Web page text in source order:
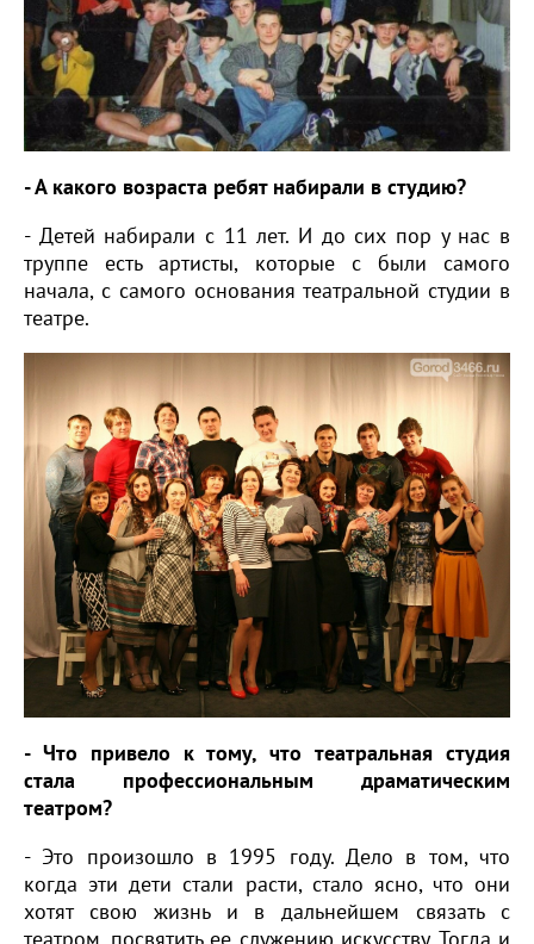
- А какого возраста ребят набирали в студию?
- Детей набирали с 11 лет. И до сих пор у нас в
труппе есть артисты, которые с были самого
начала, с самого основания театральной студии в
театре.
- Что привело к тому, что театральная студия
стала профессиональным драматическим
театром?
- Это произошло в 1995 году. Дело в том, что
когда эти дети стали расти, стало ясно, что они
хотят свою жизнь и в дальнейшем связать с
театром, посвятить ее служению искусству. Тогда и